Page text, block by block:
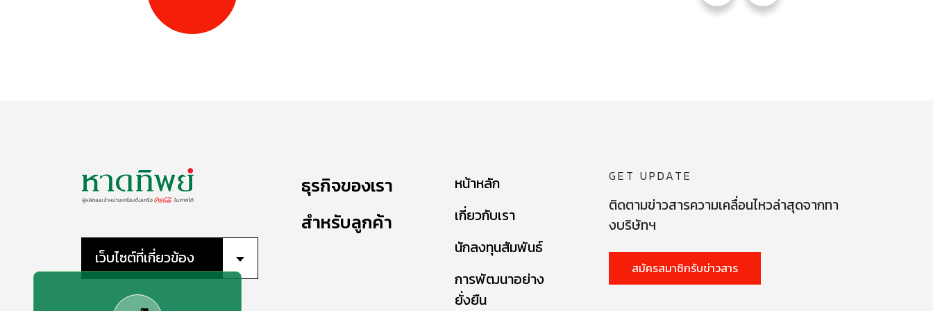
เว็บไซต์ที่เกี่ยวข้อง
ธุรกิจของเรา
สำหรับลูกค้า
หน้าหลัก
เกี่ยวกับเรา
นักลงทุนสัมพันธ์
การพัฒนาอย่าง
ยั่งยืน
GET UPDATE
ติดตามข่าวสารความเคลื่อนไหวล่าสุดจากทา
งบริษัทฯ
สมัครสมาชิกรับข่าวสาร